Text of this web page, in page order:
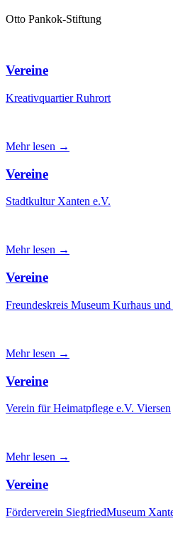
Otto Pankok-Stiftung
Vereine
Kreativquartier Ruhrort
Mehr lesen →
Vereine
Stadtkultur Xanten e.V.
Mehr lesen →
Vereine
Freundeskreis Museum Kurhaus
Mehr lesen →
Vereine
Verein für Heimatpflege e.V. Viersen
Mehr lesen →
Vereine
Förderverein SiegfriedMuseum